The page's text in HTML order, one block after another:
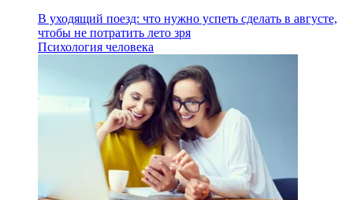
В уходящий поезд: что нужно успеть сделать в августе,
чтобы не потратить лето зря
Психология человека